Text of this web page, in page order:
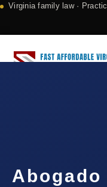
Virginia family law ·